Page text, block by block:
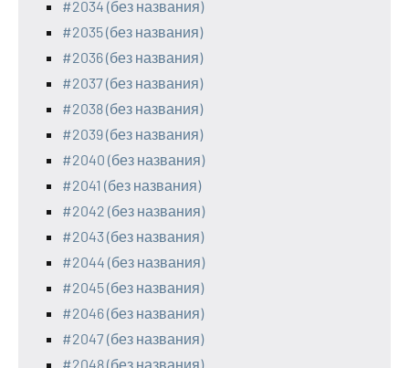
#2034 (без названия)
#2035 (без названия)
#2036 (без названия)
#2037 (без названия)
#2038 (без названия)
#2039 (без названия)
#2040 (без названия)
#2041 (без названия)
#2042 (без названия)
#2043 (без названия)
#2044 (без названия)
#2045 (без названия)
#2046 (без названия)
#2047 (без названия)
#2048 (без названия)